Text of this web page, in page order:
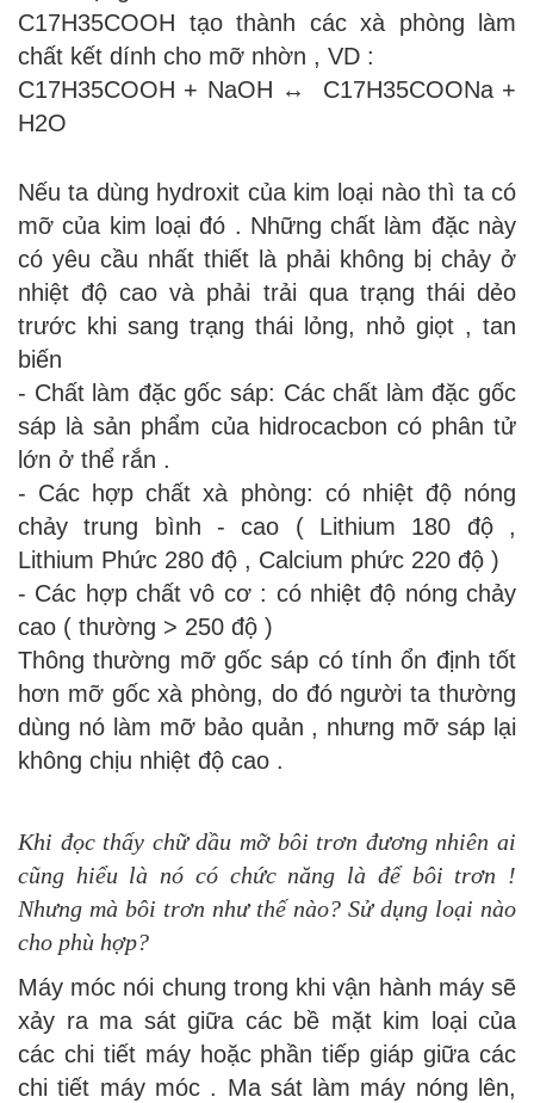
C17H35COOH tạo thành các xà phòng làm
chất kết dính cho mỡ nhờn , VD :
C17H35COOH + NaOH ↔ C17H35COONa +
H2O
Nếu ta dùng hydroxit của kim loại nào thì ta có
mỡ của kim loại đó . Những chất làm đặc này
có yêu cầu nhất thiết là phải không bị chảy ở
nhiệt độ cao và phải trải qua trạng thái dẻo
trước khi sang trạng thái lỏng, nhỏ giọt , tan
biến
- Chất làm đặc gốc sáp: Các chất làm đặc gốc
sáp là sản phẩm của hidrocacbon có phân tử
lớn ở thể rắn .
- Các hợp chất xà phòng: có nhiệt độ nóng
chảy trung bình - cao ( Lithium 180 độ ,
Lithium Phức 280 độ , Calcium phức 220 độ )
- Các hợp chất vô cơ : có nhiệt độ nóng chảy
cao ( thường > 250 độ )
Thông thường mỡ gốc sáp có tính ổn định tốt
hơn mỡ gốc xà phòng, do đó người ta thường
dùng nó làm mỡ bảo quản , nhưng mỡ sáp lại
không chịu nhiệt độ cao .
Khi đọc thấy chữ dầu mỡ bôi trơn đương nhiên ai
cũng hiểu là nó có chức năng là để bôi trơn !
Nhưng mà bôi trơn như thế nào? Sử dụng loại nào
cho phù hợp?
Máy móc nói chung trong khi vận hành máy sẽ
xảy ra ma sát giữa các bề mặt kim loại của
các chi tiết máy hoặc phần tiếp giáp giữa các
chi tiết máy móc . Ma sát làm máy nóng lên,